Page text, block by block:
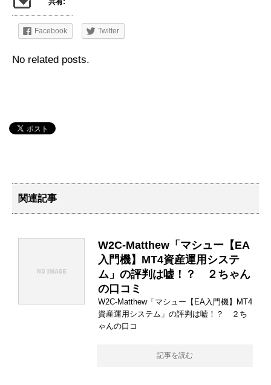
共有:
Facebook Twitter
No related posts.
関連記事
W2C-Matthew「マシュー【EA
入門機】MT4資産運用システ
ム」の評判は嘘！？ ２ちゃん
の口コミ
W2C-Matthew「マシュー【EA入門機】MT4
資産運用システム」の評判は嘘！？ ２ち
ゃんの口コ
記事を読む